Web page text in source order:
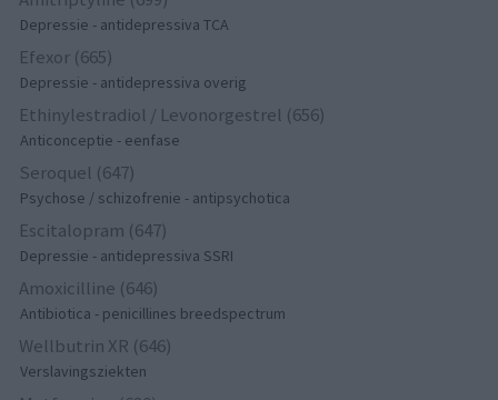
Depressie - antidepressiva TCA
Efexor (665)
Depressie - antidepressiva overig
Ethinylestradiol / Levonorgestrel (656)
Anticonceptie - eenfase
Seroquel (647)
Psychose / schizofrenie - antipsychotica
Escitalopram (647)
Depressie - antidepressiva SSRI
Amoxicilline (646)
Antibiotica - penicillines breedspectrum
Wellbutrin XR (646)
Verslavingsziekten